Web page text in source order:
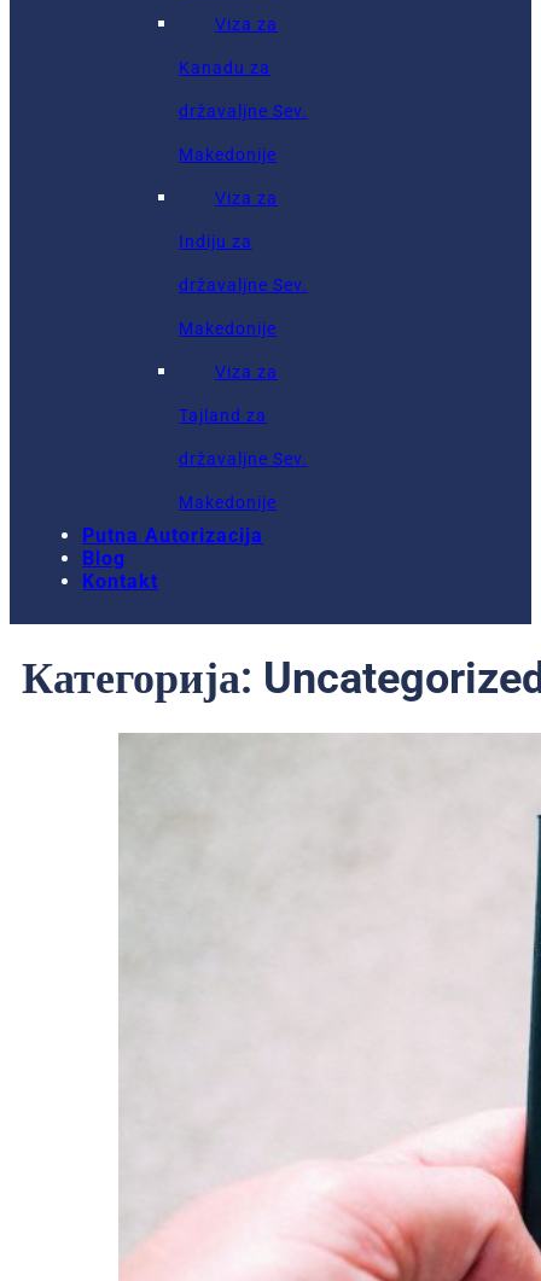
Viza za
Kanadu za
državaljne Sev.
Makedonije
Viza za
Indiju za
državaljne Sev.
Makedonije
Viza za
Tajland za
državaljne Sev.
Makedonije
Putna Autorizacija
Blog
Kontakt
Категорија: